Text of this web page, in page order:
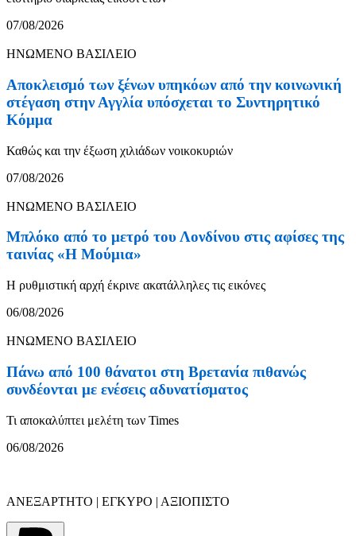
07/08/2026
ΗΝΩΜΕΝΟ ΒΑΣΙΛΕΙΟ
Αποκλεισμό των ξένων υπηκόων από την κοινωνική
στέγαση στην Αγγλία υπόσχεται το Συντηρητικό
Κόμμα
Καθώς και την έξωση χιλιάδων νοικοκυριών
07/08/2026
ΗΝΩΜΕΝΟ ΒΑΣΙΛΕΙΟ
Μπλόκο από το μετρό του Λονδίνου στις αφίσες της
ταινίας «Η Μούμια»
Η ρυθμιστική αρχή έκρινε ακατάλληλες τις εικόνες
06/08/2026
ΗΝΩΜΕΝΟ ΒΑΣΙΛΕΙΟ
Πάνω από 100 θάνατοι στη Βρετανία πιθανώς
συνδέονται με ενέσεις αδυνατίσματος
Τι αποκαλύπτει μελέτη των Times
06/08/2026
ΑΝΕΞΑΡΤΗΤΟ | ΕΓΚΥΡΟ | ΑΞΙΟΠΙΣΤΟ